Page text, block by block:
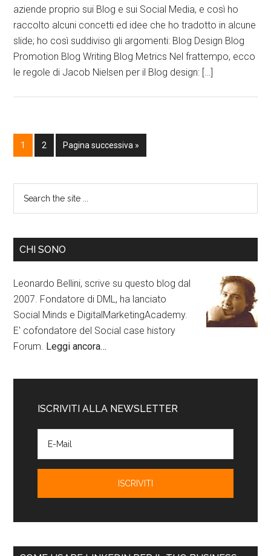
aziende proprio sui Blog e sui Social Media, e così ho
raccolto alcuni concetti ed idee che ho tradotto in alcune
slide; ho così suddiviso gli argomenti: Blog Design Blog
Promotion Blog Writing Blog Metrics Nel frattempo, ecco
le regole di Jacob Nielsen per il Blog design: […]
1 2 Pagina successiva »
CHI SONO
Leonardo Bellini, scrive su questo blog dal
2007. Fondatore di DML, ha lanciato
Social Minds e DigitalMarketingAcademy.
E' cofondatore del Social case history
Forum. Leggi ancora…
ISCRIVITI ALLA NEWSLETTER